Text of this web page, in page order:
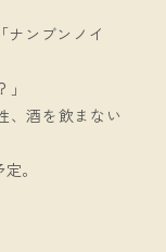
ナンブンノイ
、酒を飲まない
。